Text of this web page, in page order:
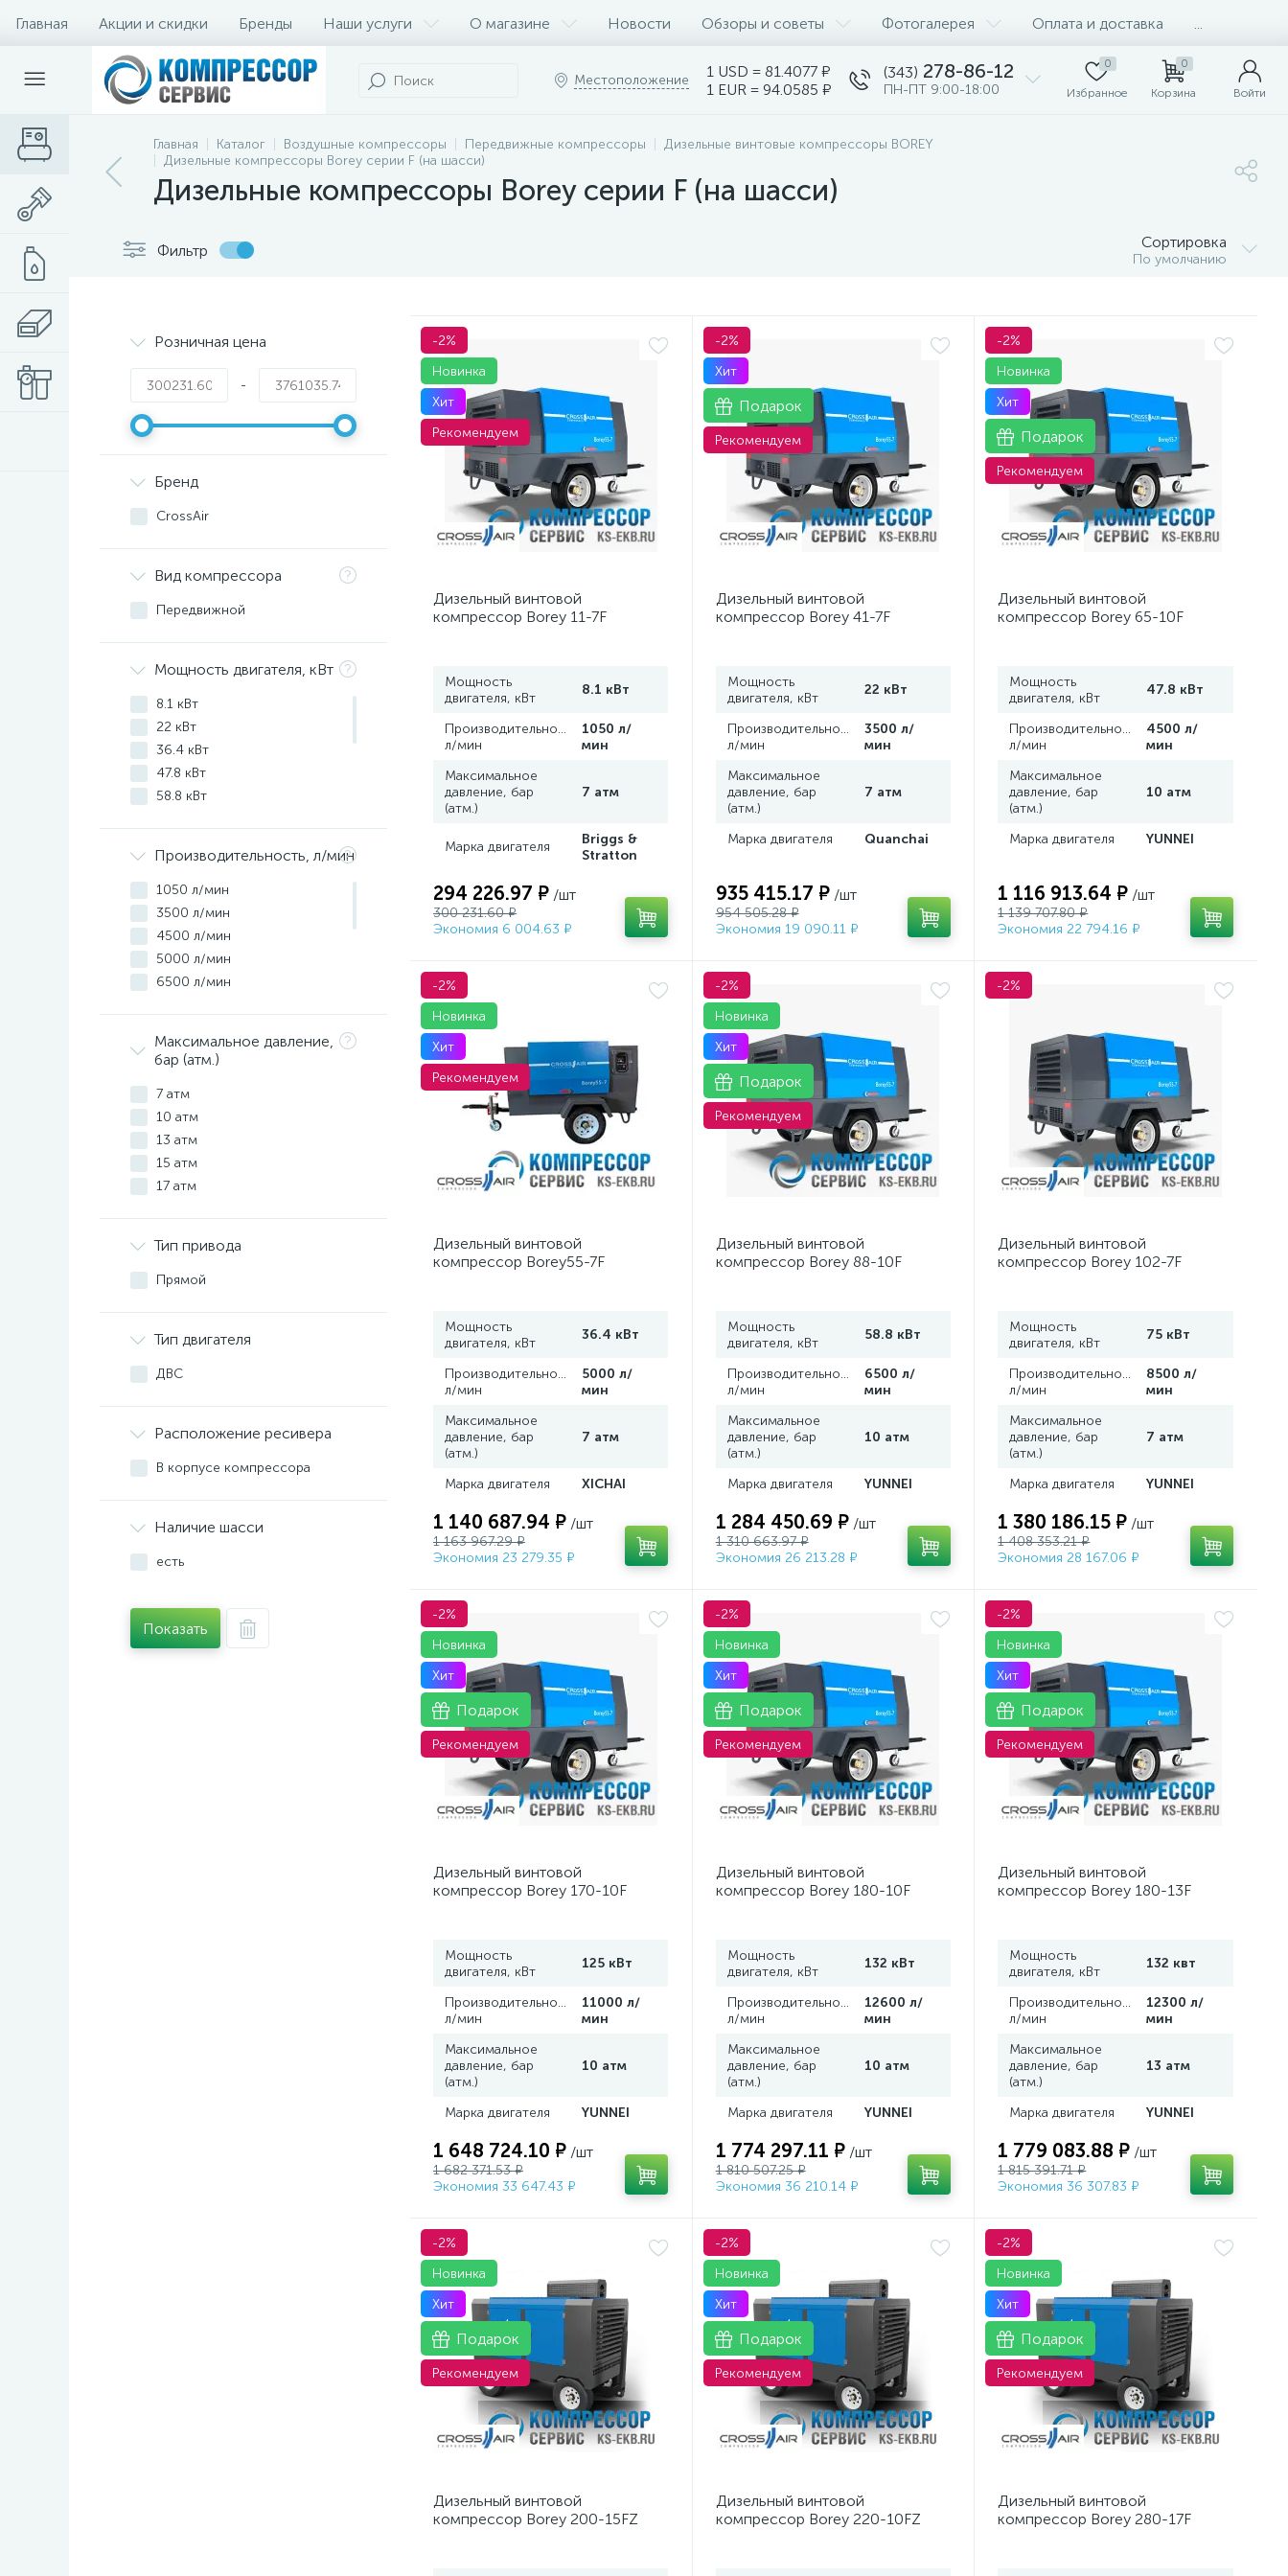
Главная Акции и скидки Бренды Наши услуги О магазине Новости Обзоры и советы Фотогалерея Оплата и доставка
Местоположение
1 USD = 81.4077 ₽
1 EUR = 94.0585 ₽
(343) 278-86-12
ПН-ПТ 9:00-18:00
0
Избранное
0
Корзина Войти
Главная Каталог Воздушные компрессоры Передвижные компрессоры
Дизельные винтовые компрессоры BOREY
Дизельные компрессоры Borey серии F (на шасси)
Дизельные компрессоры Borey серии F (на шасси)
Фильтр Сортировка
По умолчанию
Розничная цена
-
Бренд
CrossAir
Вид компрессора
Передвижной
Мощность двигателя, кВт
8.1 кВт
22 кВт
36.4 кВт
47.8 кВт
58.8 кВт
132 кВт
132 квт
200 квт
220 кВт
280 квт
Производительность, л/мин
1050 л/мин
3500 л/мин
4500 л/мин
5000 л/мин
6500 л/мин
12100 л/мин
12600 л/мин
17100 л/мин
20200 л/мин
Максимальное давление,
бар (атм.)
7 атм
10 атм
13 атм
15 атм
17 атм
Тип привода
Прямой
Тип двигателя
ДВС
Расположение ресивера
В корпусе компрессора
Наличие шасси
есть
Показать
-2%
Новинка
Хит
Рекомендуем
Дизельный винтовой
компрессор Borey 11-7F
Мощность
двигателя, кВт
8.1 кВт
Производительность,
л/мин
1050 л/
мин
Максимальное
давление, бар
(атм.)
7 атм
Марка двигателя
Briggs &
Stratton
294 226.97 ₽ /шт
300 231.60 ₽
Экономия 6 004.63 ₽
-2%
Хит
Подарок
Рекомендуем
Дизельный винтовой
компрессор Borey 41-7F
Мощность
двигателя, кВт
22 кВт
Производительность,
л/мин
3500 л/
мин
Максимальное
давление, бар
(атм.)
7 атм
Марка двигателя Quanchai
935 415.17 ₽ /шт
954 505.28 ₽
Экономия 19 090.11 ₽
-2%
Новинка
Хит
Подарок
Рекомендуем
Дизельный винтовой
компрессор Borey 65-10F
Мощность
двигателя, кВт
47.8 кВт
Производительность,
л/мин
4500 л/
мин
Максимальное
давление, бар
(атм.)
10 атм
Марка двигателя YUNNEI
1 116 913.64 ₽ /шт
1 139 707.80 ₽
Экономия 22 794.16 ₽
-2%
Новинка
Хит
Рекомендуем
Дизельный винтовой
компрессор Borey55-7F
Мощность
двигателя, кВт
36.4 кВт
Производительность,
л/мин
5000 л/
мин
Максимальное
давление, бар
(атм.)
7 атм
Марка двигателя XICHAI
1 140 687.94 ₽ /шт
1 163 967.29 ₽
Экономия 23 279.35 ₽
-2%
Новинка
Хит
Подарок
Рекомендуем
Дизельный винтовой
компрессор Borey 88-10F
Мощность
двигателя, кВт
58.8 кВт
Производительность,
л/мин
6500 л/
мин
Максимальное
давление, бар
(атм.)
10 атм
Марка двигателя YUNNEI
1 284 450.69 ₽ /шт
1 310 663.97 ₽
Экономия 26 213.28 ₽
-2%
Дизельный винтовой
компрессор Borey 102-7F
Мощность
двигателя, кВт
75 кВт
Производительность,
л/мин
8500 л/
мин
Максимальное
давление, бар
(атм.)
7 атм
Марка двигателя YUNNEI
1 380 186.15 ₽ /шт
1 408 353.21 ₽
Экономия 28 167.06 ₽
-2%
Новинка
Хит
Подарок
Рекомендуем
Дизельный винтовой
компрессор Borey 170-10F
Мощность
двигателя, кВт
125 кВт
Производительность,
л/мин
11000 л/
мин
Максимальное
давление, бар
(атм.)
10 атм
Марка двигателя YUNNEI
1 648 724.10 ₽ /шт
1 682 371.53 ₽
Экономия 33 647.43 ₽
-2%
Новинка
Хит
Подарок
Рекомендуем
Дизельный винтовой
компрессор Borey 180-10F
Мощность
двигателя, кВт
132 кВт
Производительность,
л/мин
12600 л/
мин
Максимальное
давление, бар
(атм.)
10 атм
Марка двигателя YUNNEI
1 774 297.11 ₽ /шт
1 810 507.25 ₽
Экономия 36 210.14 ₽
-2%
Новинка
Хит
Подарок
Рекомендуем
Дизельный винтовой
компрессор Borey 180-13F
Мощность
двигателя, кВт
132 квт
Производительность,
л/мин
12300 л/
мин
Максимальное
давление, бар
(атм.)
13 атм
Марка двигателя YUNNEI
1 779 083.88 ₽ /шт
1 815 391.71 ₽
Экономия 36 307.83 ₽
-2%
Новинка
Хит
Подарок
Рекомендуем
Дизельный винтовой
компрессор Borey 200-15FZ
-2%
Новинка
Хит
Подарок
Рекомендуем
Дизельный винтовой
компрессор Borey 220-10FZ
-2%
Новинка
Хит
Подарок
Рекомендуем
Дизельный винтовой
компрессор Borey 280-17F